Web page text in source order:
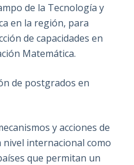
de la Tecnología y
en la región, para
de capacidades en
Matemática.
de postgrados en
y acciones de
internacional como
que permitan un